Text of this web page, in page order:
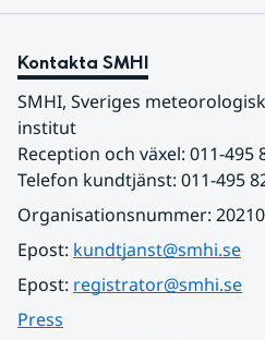
Kontakta SMHI
SMHI, Sveriges
institut
Reception och växel: 011-495
Telefon kundtjänst: 011-495
Organisationsnummer:
Epost: kundtjanst@smhi.se
Epost: registrator@smhi.se
Press